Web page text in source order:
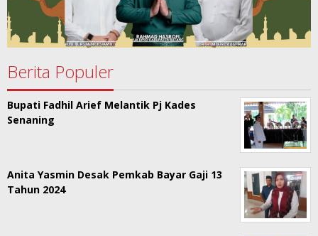
Berita Populer
Bupati Fadhil Arief Melantik Pj Kades
Senaning
Anita Yasmin Desak Pemkab Bayar Gaji 13
Tahun 2024